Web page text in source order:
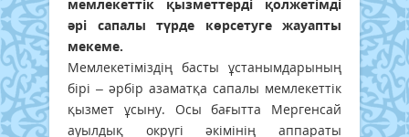
мемлекеттік қызметтерді қолжетімді
әрі сапалы түрде көрсетуге жауапты
мекеме.
Мемлекетіміздің басты ұстанымдарының
бірі – әрбір азаматқа сапалы мемлекеттік
қызмет ұсыну. Осы бағытта Мергенсай
ауылдық округі әкімінің аппараты